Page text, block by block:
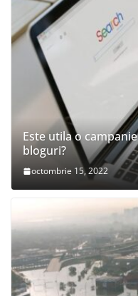
Este utila o
bloguri?
octombrie 15, 2022